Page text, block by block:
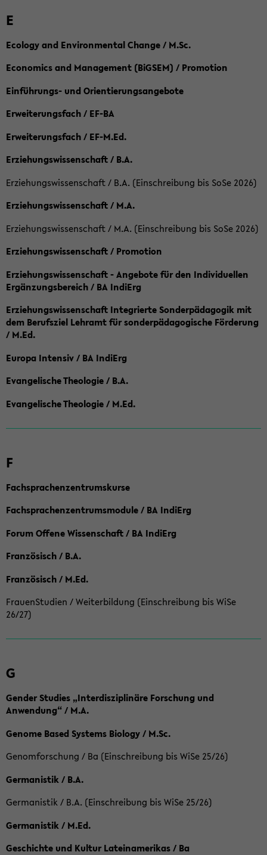
E
Ecology and Environmental Change / M.Sc.
Economics and Management (BiGSEM) / Promotion
Einführungs- und Orientierungsangebote
Erweiterungsfach / EF-BA
Erweiterungsfach / EF-M.Ed.
Erziehungswissenschaft / B.A.
Erziehungswissenschaft / B.A. (Einschreibung bis SoSe 2026)
Erziehungswissenschaft / M.A.
Erziehungswissenschaft / M.A. (Einschreibung bis SoSe 2026)
Erziehungswissenschaft / Promotion
Erziehungswissenschaft - Angebote für den Individuellen
Ergänzungsbereich / BA IndiErg
Erziehungswissenschaft Integrierte Sonderpädagogik mit
dem Berufsziel Lehramt für sonderpädagogische Förderung
/ M.Ed.
Europa Intensiv / BA IndiErg
Evangelische Theologie / B.A.
Evangelische Theologie / M.Ed.
F
Fachsprachenzentrumskurse
Fachsprachenzentrumsmodule / BA IndiErg
Forum Offene Wissenschaft / BA IndiErg
Französisch / B.A.
Französisch / M.Ed.
FrauenStudien / Weiterbildung (Einschreibung bis WiSe
26/27)
G
Gender Studies „Interdisziplinäre Forschung und
Anwendung“ / M.A.
Genome Based Systems Biology / M.Sc.
Genomforschung / Ba (Einschreibung bis WiSe 25/26)
Germanistik / B.A.
Germanistik / B.A. (Einschreibung bis WiSe 25/26)
Germanistik / M.Ed.
Geschichte und Kultur Lateinamerikas / Ba